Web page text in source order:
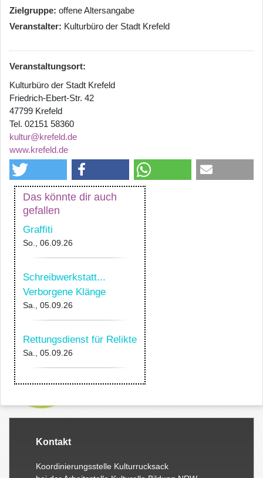
Zielgruppe offene Altersangabe
Veranstalter Kulturbüro der Stadt Krefeld
Veranstaltungsort:
Kulturbüro der Stadt Krefeld
Friedrich-Ebert-Str. 42
47799 Krefeld
Tel. 02151 58360
kultur@krefeld.de
www.krefeld.de
Das könnte dir auch
gefallen
Graffiti
So., 06.09.26
Schreibwerkstatt...
Verborgene Klänge
Sa., 05.09.26
Rettungsdienst für Relikte
Sa., 05.09.26
Kontakt
Koordinierungsstelle Kulturrucksack